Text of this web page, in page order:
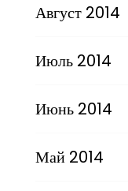
Август 2014
Июль 2014
Июнь 2014
Май 2014